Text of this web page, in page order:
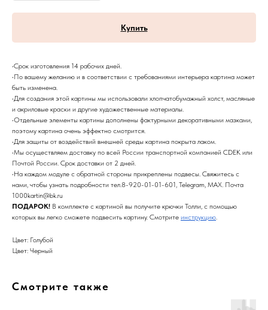
Купить
•Срок изготовления 14 рабочих дней.
•По вашему желанию и в соответствии с требованиями интерьера картина может
быть изменена.
•Для создания этой картины мы использовали хлопчатобумажный холст, масляные
и акриловые краски и другие художественные материалы.
•Отдельные элементы картины дополнены фактурными декоративными мазками,
поэтому картина очень эффектно смотрится.
•Для защиты от воздействий внешней среды картина покрыта лаком.
•Мы осуществляем доставку по всей России транспортной компанией CDEK или
Почтой России. Срок доставки от 2 дней.
•На каждом модуле с обратной стороны прикреплены подвесы. Свяжитесь с
нами, чтобы узнать подробности тел.8-920-01-01-601, Telegram, MAX. Почта
1000kartin@bk.ru
ПОДАРОК! В комплекте с картиной вы получите крючки Толли, с помощью
которых вы легко сможете подвесить картину. Смотрите инструкцию.
Цвет: Голубой
Цвет: Черный
Смотрите также